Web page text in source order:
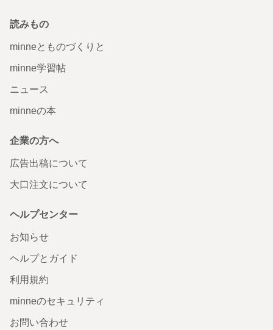
読みもの
minneとものづくりと
minne学習帖
ニュース
minneの本
企業の方へ
広告出稿について
大口注文について
ヘルプセンター
お知らせ
ヘルプとガイド
利用規約
minneのセキュリティ
お問い合わせ